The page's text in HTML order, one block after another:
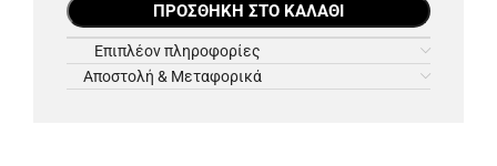
ΠΡΟΣΘΉΚΗ ΣΤΟ ΚΑΛΆΘΙ
Επιπλέον πληροφορίες
Αποστολή & Μεταφορικά